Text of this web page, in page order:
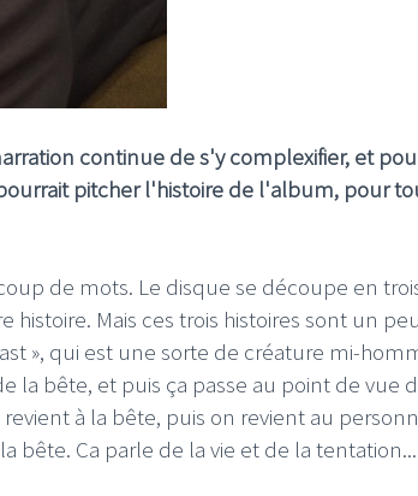
continue de s'y complexifier, et
pitcher l'histoire de l'album, pour
de mots. Le disque se découpe en
Mais ces trois histoires sont un peu
», qui est une sorte de créature mi-
la bête, et puis ça passe au point de vue
à la bête, puis on revient au
la bête. Ca parle de la vie et de la tentation...